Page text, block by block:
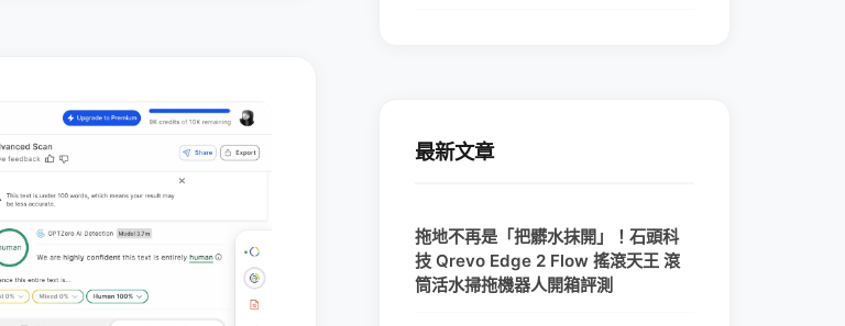
最新文章
拖地不再是「把髒水抹開」！石頭科
技 Qrevo Edge 2 Flow 搖滾天王 滾
筒活水掃拖機器人開箱評測